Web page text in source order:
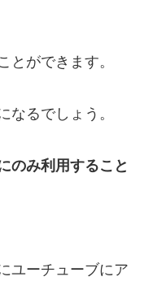
ができます。
るでしょう。
のみ利用すること
ユーチューブにア